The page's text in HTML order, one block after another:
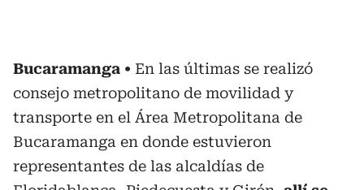
Bucaramanga
En las últimas se realizó
consejo metropolitano de movilidad y
transporte en el Área Metropolitana de
Bucaramanga en donde estuvieron
representantes de las alcaldías de